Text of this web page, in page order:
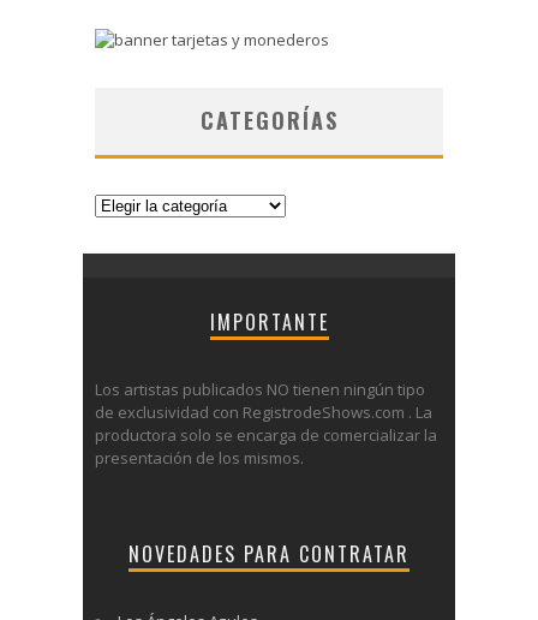
CATEGORÍAS
Categorías
IMPORTANTE
Los artistas publicados NO tienen ningún tipo
de exclusividad con RegistrodeShows.com . La
productora solo se encarga de comercializar la
presentación de los mismos.
NOVEDADES PARA CONTRATAR